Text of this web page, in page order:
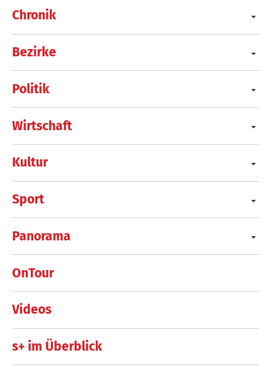
Chronik
Bezirke
Politik
Wirtschaft
Kultur
Sport
Panorama
OnTour
Videos
s+ im Überblick